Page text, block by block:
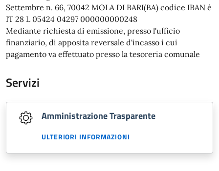
Settembre n. 66, 70042 MOLA DI BARI(BA) codice IBAN è
IT 28 L 05424 04297 000000000248
Mediante richiesta di emissione, presso l'ufficio
finanziario, di apposita reversale d'incasso i cui
pagamento va effettuato presso la tesoreria comunale
Servizi
Amministrazione Trasparente
ULTERIORI INFORMAZIONI